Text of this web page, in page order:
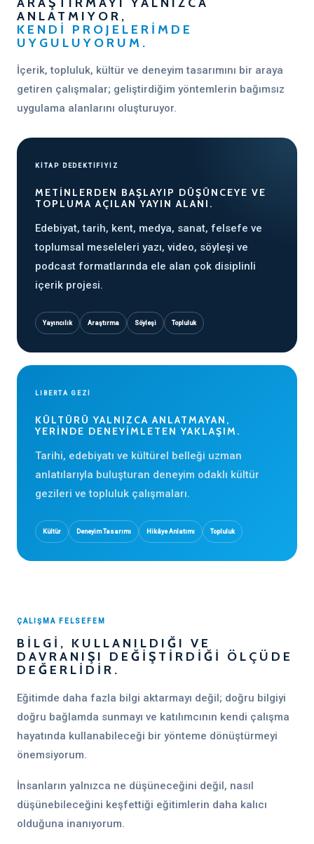
ANLATMIYOR,
KENDI PROJELERIMDE
UYGULUYORUM.
İçerik, topluluk, kültür ve deneyim tasarımını bir araya
getiren çalışmalar; geliştirdiğim yöntemlerin bağımsız
uygulama alanlarını oluşturuyor.
KİTAP DEDEKTİFİYİZ
METINLERDEN BAŞLAYIP DÜŞÜNCEYE VE
TOPLUMA AÇILAN YAYIN ALANI.
Edebiyat, tarih, kent, medya, sanat, felsefe ve
toplumsal meseleleri yazı, video, söyleşi ve
podcast formatlarında ele alan çok disiplinli
içerik projesi.
Yayıncılık Araştırma Söyleşi Topluluk
LIBERTA GEZİ
KÜLTÜRÜ YALNIZCA ANLATMAYAN,
YERINDE DENEYIMLETEN YAKLAŞIM.
Tarihi, edebiyatı ve kültürel belleği uzman
anlatılarıyla buluşturan deneyim odaklı kültür
gezileri ve topluluk çalışmaları.
Kültür Deneyim Tasarımı Hikâye Anlatımı Topluluk
ÇALIŞMA FELSEFEM
BILGI, KULLANILDIĞI VE
DAVRANIŞI DEĞIŞTIRDIĞI ÖLÇÜDE
DEĞERLIDIR.
Eğitimde daha fazla bilgi aktarmayı değil; doğru bilgiyi
doğru bağlamda sunmayı ve katılımcının kendi çalışma
hayatında kullanabileceği bir yönteme dönüştürmeyi
önemsiyorum.
İnsanların yalnızca ne düşüneceğini değil, nasıl
düşünebileceğini keşfettiği eğitimlerin daha kalıcı
olduğuna inanıyorum.